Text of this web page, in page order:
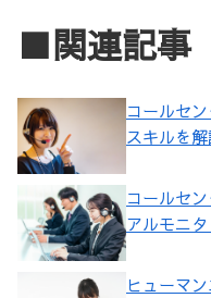
■関連記事
コールセ
スキルを解
コールセ
アルモニ
ヒューマ